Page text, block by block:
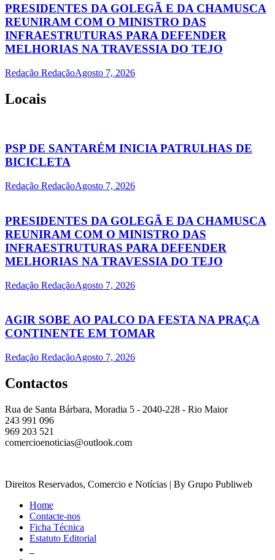
PRESIDENTES DA GOLEGÃ E DA CHAMUSCA
REUNIRAM COM O MINISTRO DAS
INFRAESTRUTURAS PARA DEFENDER
MELHORIAS NA TRAVESSIA DO TEJO
Redação RedaçãoAgosto 7, 2026
Locais
PSP DE SANTARÉM INICIA PATRULHAS DE
BICICLETA
Redação RedaçãoAgosto 7, 2026
PRESIDENTES DA GOLEGÃ E DA CHAMUSCA
REUNIRAM COM O MINISTRO DAS
INFRAESTRUTURAS PARA DEFENDER
MELHORIAS NA TRAVESSIA DO TEJO
Redação RedaçãoAgosto 7, 2026
AGIR SOBE AO PALCO DA FESTA NA PRAÇA
CONTINENTE EM TOMAR
Redação RedaçãoAgosto 7, 2026
Contactos
Rua de Santa Bárbara, Moradia 5 - 2040-228 - Rio Maior
243 991 096
969 203 521
comercioenoticias@outlook.com
Direitos Reservados, Comercio e Notícias | By Grupo Publiweb
Home
Contacte-nos
Ficha Técnica
Estatuto Editorial